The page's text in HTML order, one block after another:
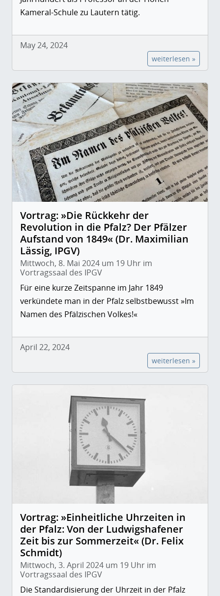
Kameral-Schule zu Lautern tätig.
May 24, 2024
weiterlesen »
Vortrag: »Die Rückkehr der
Revolution in die Pfalz? Der Pfälzer
Aufstand von 1849« (Dr. Maximilian
Lässig, IPGV)
Mittwoch, 8. Mai 2024 um 19 Uhr im
Vortragssaal des IPGV
Für eine kurze Zeitspanne im Jahr 1849
verkündete man in der Pfalz selbstbewusst »Im
Namen des Pfälzischen Volkes!«
April 22, 2024
weiterlesen »
Vortrag: »Einheitliche Uhrzeiten in
der Pfalz: Von der Ludwigshafener
Zeit bis zur Sommerzeit« (Dr. Felix
Schmidt)
Mittwoch, 3. April 2024 um 19 Uhr im
Vortragssaal des IPGV
Die Standardisierung der Uhrzeit in der Pfalz